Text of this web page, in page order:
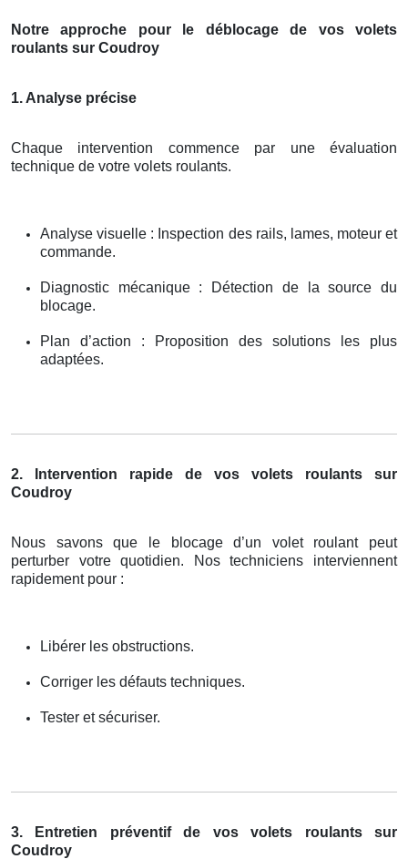
Notre approche pour le déblocage de vos volets
roulants sur Coudroy
1. Analyse précise
Chaque intervention commence par une évaluation
technique de votre volets roulants.
Analyse visuelle : Inspection des rails, lames, moteur et
commande.
Diagnostic mécanique : Détection de la source du
blocage.
Plan d’action : Proposition des solutions les plus
adaptées.
2. Intervention rapide de vos volets roulants sur
Coudroy
Nous savons que le blocage d’un volet roulant peut
perturber votre quotidien. Nos techniciens interviennent
rapidement pour :
Libérer les obstructions.
Corriger les défauts techniques.
Tester et sécuriser.
3. Entretien préventif de vos volets roulants sur
Coudroy